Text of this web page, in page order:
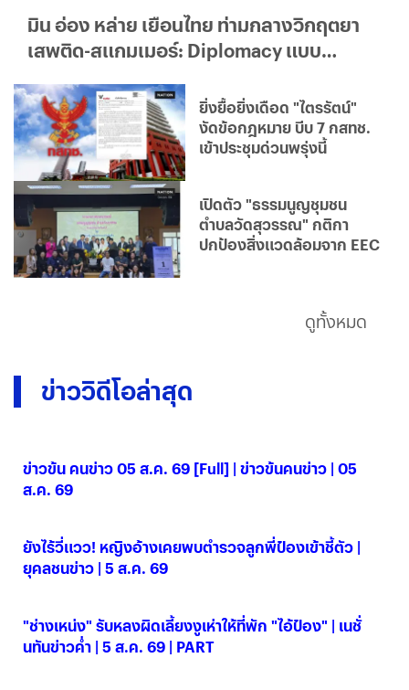
มิน อ่อง หล่าย เยือนไทย ท่ามกลางวิกฤตยา
เสพติด-สแกมเมอร์: Diplomacy แบบ
ยิ่งยื้อยิ่งเดือด "ไตรรัตน์"
งัดข้อกฎหมาย บีบ 7 กสทช.
เข้าประชุมด่วนพรุ่งนี้
เปิดตัว "ธรรมนูญชุมชน
ตำบลวัดสุวรรณ" กติกา
ปกป้องสิ่งแวดล้อมจาก EEC
ดูทั้งหมด
ข่าววิดีโอล่าสุด
ข่าวข้น คนข่าว 05 ส.ค. 69 [Full] | ข่าวข้นคนข่าว | 05
ส.ค. 69
ยังไร้วี่แวว! หญิงอ้างเคยพบตำรวจลูกพี่ป๋องเข้าชี้ตัว |
ยุคลชนข่าว | 5 ส.ค. 69
"ช่างเหน่ง" รับหลงผิดเลี้ยงงูเห่าให้ที่พัก "ไอ้ป๋อง" | เนชั่
นทันข่าวค่ำ | 5 ส.ค. 69 | PART